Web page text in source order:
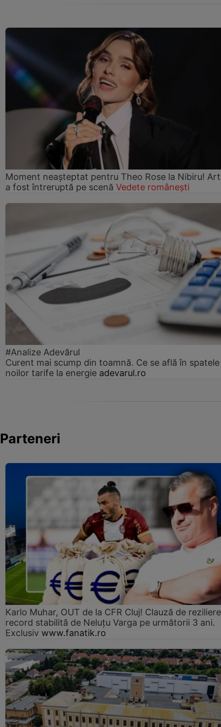
Moment neașteptat pentru Theo Rose la Nibiru!
a fost întreruptă pe scenă Vedete românești
#Analize Adevărul
Curent mai scump din toamnă. Ce se află în spatele
noilor tarife la energie adevarul.ro
Parteneri
Karlo Muhar, OUT de la CFR Cluj! Clauză de reziliere
record stabilită de Neluțu Varga pe următorii 3 ani.
Exclusiv www.fanatik.ro